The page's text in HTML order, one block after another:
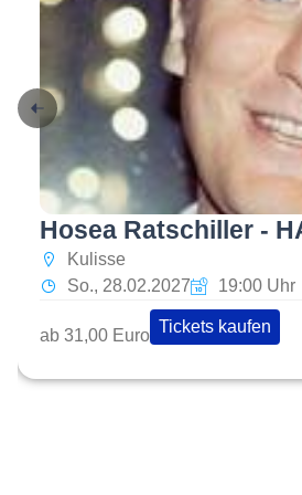
Hosea Ratschiller -
Kulisse
So., 28.02.2027
19:00 Uhr
ab 31,00 Euro Tickets kaufen